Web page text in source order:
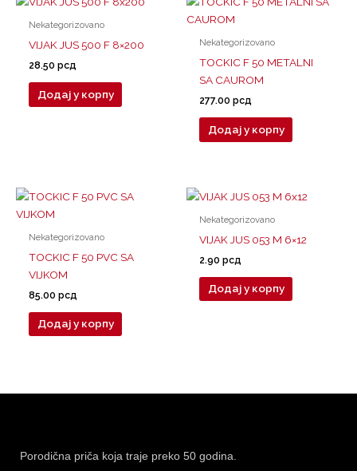
Nekategorizovano
VIJAK JUS 500 F 8×200
28.50рсд
Додај у корпу
Nekategorizovano
TOCKIC F 50 METALNI
SA CAUROM
277.00рсд
Додај у корпу
Nekategorizovano
TOCKIC F 50 PVC SA
VIJKOM
85.00рсд
Додај у корпу
Nekategorizovano
VIJAK JUS 053 M 6×12
2.90рсд
Додај у корпу
Porodična priča koja traje preko 50 godina.